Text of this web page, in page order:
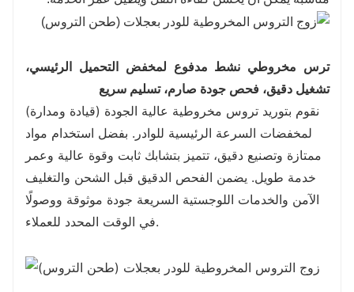
ترس مخروطي نشط مدفوع لمخفض التحميل الرئيسي،
تشغيل دقيق، فحص جودة صارم، تسليم سريع
نقوم بتوريد تروس مخروطية عالية الجودة (قيادة ومدارة)
لمخفضات السرعة الرئيسية للوادر. بفضل استخدام مواد
ممتازة وتصنيع دقيق، تتميز بتشابك ثابت وقوة عالية وعمر
خدمة طويل. يضمن الفحص الدقيق قبل الشحن والتغليف
الآمن والخدمات اللوجستية السريعة جودة موثوقة ووصولًا
في الوقت المحدد للعملاء.